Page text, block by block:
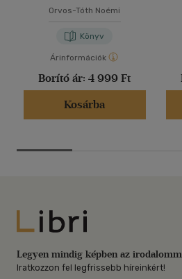
Orvos-Tóth Noémi
Könyv
Árinformációk
Borító ár: 4 999 Ft
Kosárba
Libri
Legyen mindig képben az
Iratkozzon fel legfrissebb híreinkért!